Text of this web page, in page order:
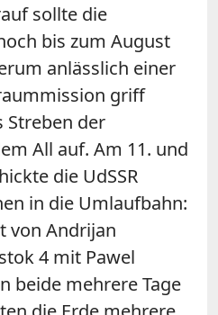
sollte die
bis zum August
anlässlich einer
griff
Streben der
All auf. Am 11. und
die UdSSR
in die Umlaufbahn:
von Andrijan
4 mit Pawel
beide mehrere Tage